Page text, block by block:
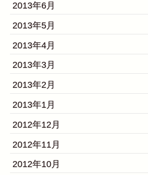
2013年6月
2013年5月
2013年4月
2013年3月
2013年2月
2013年1月
2012年12月
2012年11月
2012年10月